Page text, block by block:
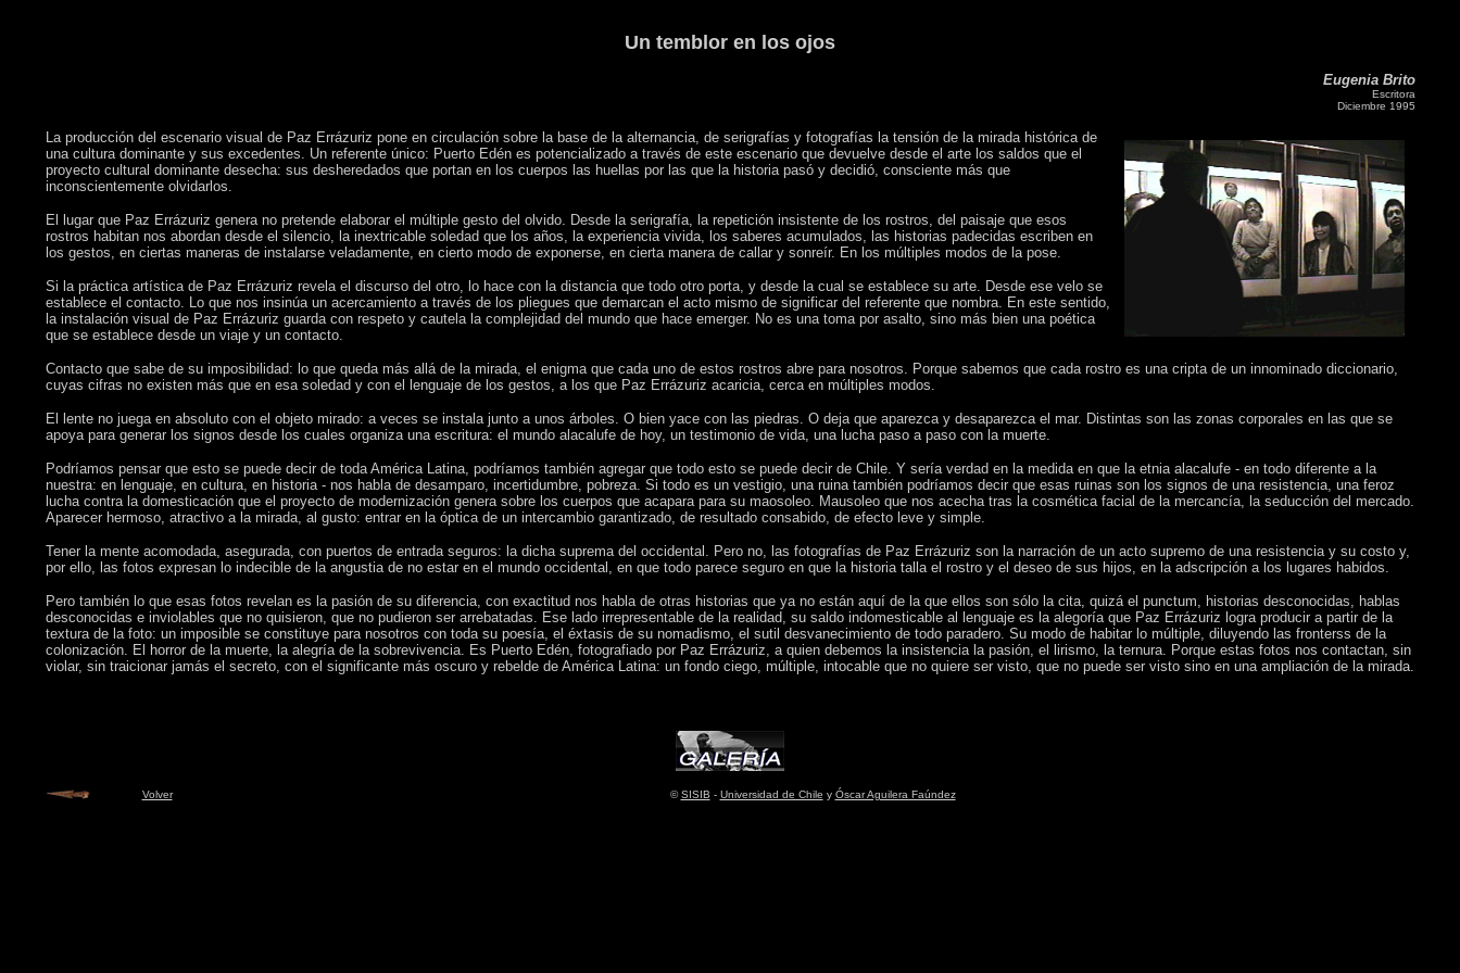
Un temblor en los ojos
Eugenia Brito
Escritora
Diciembre 1995
La producción del escenario visual de Paz Errázuriz pone en circulación sobre la base de la alternancia, de serigrafías y fotografías la tensión de la mirada histórica de
una cultura dominante y sus excedentes. Un referente único: Puerto Edén es potencializado a través de este escenario que devuelve desde el arte los saldos que el
proyecto cultural dominante desecha: sus desheredados que portan en los cuerpos las huellas por las que la historia pasó y decidió, consciente más que
inconscientemente olvidarlos.
El lugar que Paz Errázuriz genera no pretende elaborar el múltiple gesto del olvido. Desde la serigrafía, la repetición insistente de los rostros, del paisaje que esos
rostros habitan nos abordan desde el silencio, la inextricable soledad que los años, la experiencia vivida, los saberes acumulados, las historias padecidas escriben en
los gestos, en ciertas maneras de instalarse veladamente, en cierto modo de exponerse, en cierta manera de callar y sonreír. En los múltiples modos de la pose.
Si la práctica artística de Paz Errázuriz revela el discurso del otro, lo hace con la distancia que todo otro porta, y desde la cual se establece su arte. Desde ese velo se
establece el contacto. Lo que nos insinúa un acercamiento a través de los pliegues que demarcan el acto mismo de significar del referente que nombra. En este sentido,
la instalación visual de Paz Errázuriz guarda con respeto y cautela la complejidad del mundo que hace emerger. No es una toma por asalto, sino más bien una poética
que se establece desde un viaje y un contacto.
Contacto que sabe de su imposibilidad: lo que queda más allá de la mirada, el enigma que cada uno de estos rostros abre para nosotros. Porque sabemos que cada rostro es una cripta de un innominado diccionario,
cuyas cifras no existen más que en esa soledad y con el lenguaje de los gestos, a los que Paz Errázuriz acaricia, cerca en múltiples modos.
El lente no juega en absoluto con el objeto mirado: a veces se instala junto a unos árboles. O bien yace con las piedras. O deja que aparezca y desaparezca el mar. Distintas son las zonas corporales en las que se
apoya para generar los signos desde los cuales organiza una escritura: el mundo alacalufe de hoy, un testimonio de vida, una lucha paso a paso con la muerte.
Podríamos pensar que esto se puede decir de toda América Latina, podríamos también agregar que todo esto se puede decir de Chile. Y sería verdad en la medida en que la etnia alacalufe - en todo diferente a la
nuestra: en lenguaje, en cultura, en historia - nos habla de desamparo, incertidumbre, pobreza. Si todo es un vestigio, una ruina también podríamos decir que esas ruinas son los signos de una resistencia, una feroz
lucha contra la domesticación que el proyecto de modernización genera sobre los cuerpos que acapara para su maosoleo. Mausoleo que nos acecha tras la cosmética facial de la mercancía, la seducción del mercado.
Aparecer hermoso, atractivo a la mirada, al gusto: entrar en la óptica de un intercambio garantizado, de resultado consabido, de efecto leve y simple.
Tener la mente acomodada, asegurada, con puertos de entrada seguros: la dicha suprema del occidental. Pero no, las fotografías de Paz Errázuriz son la narración de un acto supremo de una resistencia y su costo y,
por ello, las fotos expresan lo indecible de la angustia de no estar en el mundo occidental, en que todo parece seguro en que la historia talla el rostro y el deseo de sus hijos, en la adscripción a los lugares habidos.
Pero también lo que esas fotos revelan es la pasión de su diferencia, con exactitud nos habla de otras historias que ya no están aquí de la que ellos son sólo la cita, quizá el punctum, historias desconocidas, hablas
desconocidas e inviolables que no quisieron, que no pudieron ser arrebatadas. Ese lado irrepresentable de la realidad, su saldo indomesticable al lenguaje es la alegoría que Paz Errázuriz logra producir a partir de la
textura de la foto: un imposible se constituye para nosotros con toda su poesía, el éxtasis de su nomadismo, el sutil desvanecimiento de todo paradero. Su modo de habitar lo múltiple, diluyendo las fronterss de la
colonización. El horror de la muerte, la alegría de la sobrevivencia. Es Puerto Edén, fotografiado por Paz Errázuriz, a quien debemos la insistencia la pasión, el lirismo, la ternura. Porque estas fotos nos contactan, sin
violar, sin traicionar jamás el secreto, con el significante más oscuro y rebelde de América Latina: un fondo ciego, múltiple, intocable que no quiere ser visto, que no puede ser visto sino en una ampliación de la mirada.
Volver ©SISIB - Universidad de Chile y Óscar Aguilera Faúndez